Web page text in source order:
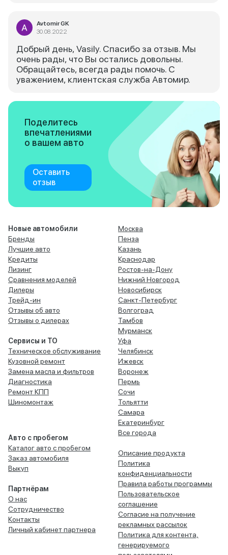
Avtomir GK
30.08.2022
Добрый день, Vasily. Спасибо за отзыв. Мы
очень рады, что Вы остались довольны.
Обращайтесь, всегда рады помочь. С
уважением, клиентская служба Автомир.
Поделитесь
впечатлениями
о вашем авто
Оставить
отзыв
Новые автомобили
Бренды
Лучшие авто
Кредиты
Лизинг
Сравнения моделей
Дилеры
Трейд-ин
Отзывы об авто
Отзывы о дилерах
Сервисы и ТО
Техническое обслуживание
Кузовной ремонт
Замена масла и фильтров
Диагностика
Ремонт КПП
Шиномонтаж
Авто с пробегом
Каталог авто с пробегом
Заказ автомобиля
Выкуп
Партнёрам
О нас
Сотрудничество
Контакты
Личный кабинет партнера
Москва
Пенза
Казань
Краснодар
Ростов-на-Дону
Нижний Новгород
Новосибирск
Санкт-Петербург
Волгоград
Тамбов
Мурманск
Уфа
Челябинск
Ижевск
Воронеж
Пермь
Сочи
Тольятти
Самара
Екатеринбург
Все города
Описание продукта
Политика
конфиденциальности
Правила работы программы
Пользовательское
соглашение
Согласие на получение
рекламных рассылок
Политика для контента,
генерируемого